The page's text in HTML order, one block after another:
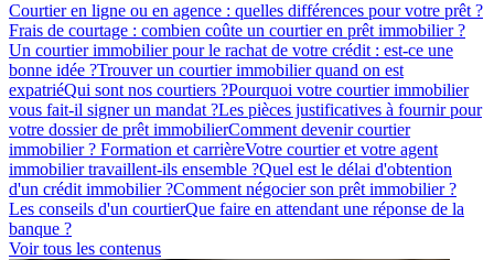
Courtier en ligne ou en agence : quelles différences pour votre prêt ?
Frais de courtage : combien coûte un courtier en prêt immobilier ?
Un courtier immobilier pour le rachat de votre crédit : est-ce une
bonne idée ?Trouver un courtier immobilier quand on est
expatriéQui sont nos courtiers ?Pourquoi votre courtier immobilier
vous fait-il signer un mandat ?Les pièces justificatives à fournir pour
votre dossier de prêt immobilierComment devenir courtier
immobilier ? Formation et carrièreVotre courtier et votre agent
immobilier travaillent-ils ensemble ?Quel est le délai d'obtention
d'un crédit immobilier ?Comment négocier son prêt immobilier ?
Les conseils d'un courtierQue faire en attendant une réponse de la
banque ?
Voir tous les contenus